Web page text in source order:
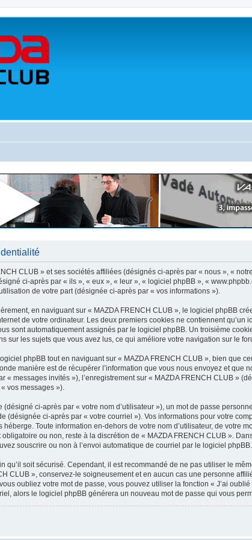
CLUB » et ses sociétés affiliées (désignés ci-après par « nous », «
ci-après par « ils », « eux », « leur », « logiciel phpBB », «
de votre part (désignée ci-après par « vos informations »).
en naviguant sur « MAZDA FRENCH CLUB », le logiciel phpBB
de votre ordinateur. Les deux premiers cookies ne contiennent
sont automatiquement assignés par le logiciel phpBB. Un troisième
sur les sujets que vous avez lus, ce qui améliore votre navigation sur le
phpBB tout en naviguant sur « MAZDA FRENCH CLUB », bien que
manière est de récupérer l’information que vous nous envoyez et que
« messages invités »), l’enregistrement sur « MAZDA FRENCH CLUB »
vos messages »).
ci-après par « votre nom d’utilisateur »), un mot de passe
(désignée ci-après par « votre courriel »). Vos informations pour votre
Toute information en-dehors de votre nom d’utilisateur, de votre
ou non, reste à la discrétion de « MAZDA FRENCH CLUB ».
souscrire ou non à l’envoi automatique de courriel par le logiciel phpBB.
qu’il soit sécurisé. Cependant, il est recommandé de ne pas utiliser le
CLUB », conservez-le soigneusement et en aucun cas une personne
oubliez votre mot de passe, vous pouvez utiliser la fonction « J’ai
alors le logiciel phpBB générera un nouveau mot de passe qui vous